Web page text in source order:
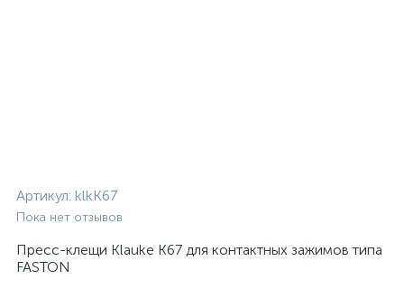
Артикул: klkK67
Пока нет отзывов
Пресс-клещи Klauke K67 для контактных зажимов типа
FASTON